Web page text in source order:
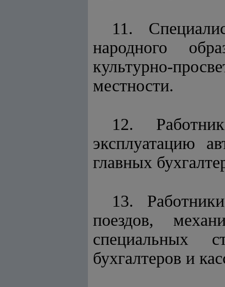
11.
народного
культурно-
местности.
12.
эксплуатацию
главных
13.
поездов,
специальных
бухгалтеров и